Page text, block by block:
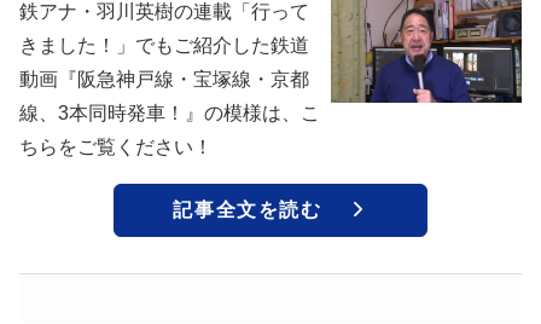
鉄アナ・羽川英樹の連載「行って
きました！」でもご紹介した鉄道
動画『阪急神戸線・宝塚線・京都
線、3本同時発車！』の模様は、こ
ちらをご覧ください！
記事全文を読む